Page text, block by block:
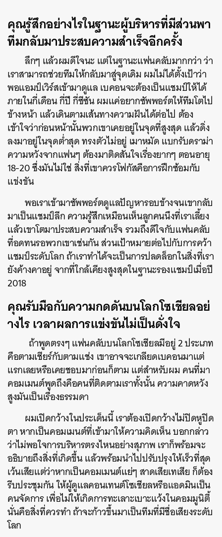
คุณรู้สึกอย่างไรในฐานะผู้บริหารที่มีส่วนพา
ทีมกลับมาประสบความสำเร็จอีกครั้ง
ลึกๆ แล้วผมดีใจนะ แต่ในฐานะแฟนคลับมากกว่า ว่า
เราสามารถช่วยทีมให้กลับมาสู่จุดเดิม ผมไม่ได้ตั้งเป้าว่า
พอแอมป์เวิร์สเข้ามาดูแล เบคอนจะต้องเป็นแชมป์ให้ได้
ภายในกี่เดือน กี่ปี กี่ซีซัน ผมแค่อยากซัพพอร์ตให้ทีมโตไป
ข้างหน้า แล้วเดินตามเส้นทางความฝันได้ต่อไป ต้อง
เข้าใจว่าก่อนหน้านั้นพวกเขาเคยอยู่ในจุดที่สูงสุด แล้วดิ่ง
ลงมาอยู่ในจุดต่ำสุด ทรงตัวไม่อยู่ เมาหมัด แบกรับดราม่า
ความหวังจากแฟนๆ ต้องมาติดสันใจเรื่องยากๆ ตอนอายุ
18-20 ซึ่งมันไม่ใช่ สิ่งที่เขาควรโฟกัสคือการฝึกซ้อมกับ
แข่งขัน
พอเราเข้ามาซัพพอร์ตดูแลปัญหารอบข้างจนเขากลับ
มาเป็นแชมป์ลีก ความรู้สึกเหมือนเห็นลูกคนนึงที่เราเลี้ยง
แล้วเขาโตมาประสบความสำเร็จ รวมถึงดีใจกับแฟนคลับ
ที่อดทนรอพวกเขาเช่นกัน ส่วนเป้าหมายต่อไปกับการคว้า
แชมป์ระดับโลก ถ้าเราทำได้จะเป็นการปลดล็อกในสิ่งที่เรา
ยังค้างคาอยู่ จากที่ใกล้เคียงสูงสุดในฐานะรองแชมป์เมื่อปี
2018
คุณรับมือกับความกดดันบนโลกโซเชียลอย่
างไร เวลาผลการแข่งขันไม่เป็นดั่งใจ
ถ้าพูดตรงๆ แฟนคลับบนโลกโซเชียลมีอยู่ 2 ประเภท
คือตามเชียร์กับตามแช่ง เขาอาจจะเกลียดเบคอนมาแต่
แรกเลยหรือเคยชอบมาก่อนก็ตาม แต่สำหรับผม คนที่มา
คอมเมนต์พูดถึงคือคนที่ติดตามเราทั้งนั้น ความคาดหวัง
สูงมันเป็นเรื่องธรรมดา
ผมเปิดกว้างในประเด็นนี้ เราต้องเปิดกว้างไม่ปิดหูปิด
ตา หากเป็นคอมเมนต์ที่เข้ามาให้ความคิดเห็น บอกกล่าว
ว่าไม่พอใจการบริหารตรงไหนอย่างสุภาพ เราก็พร้อมจะ
อธิบายถึงสิ่งที่เกิดขึ้น แล้วพร้อมนำไปปรับปรุงให้เร็วที่สุด
เว้นเสียแต่ว่าหากเป็นคอมเมนต์แย่ๆ สาดเสียเทเสีย ก็ต้อง
รีบประชุมกัน ให้ผู้ดูแลคอนเทนต์โซเชียลหรือแอดมินเป็น
คนจัดการ เพื่อไม่ให้เกิดการทะเลาะเบาะแว้งในคอมมูนิตี้
นั่นคือสิ่งที่ควรทำ ถ้าจะก้าวขึ้นมาเป็นทีมที่มีชื่อเสียงระดับ
โลก